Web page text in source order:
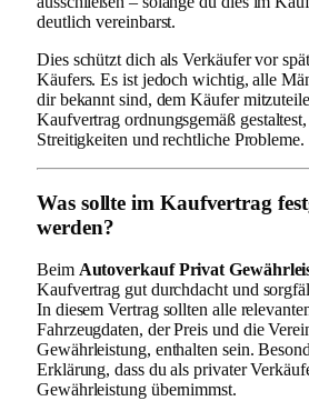
deutlich vereinbarst.
Dies schützt dich als Verkäufer vor
Käufers. Es ist jedoch wichtig, alle
dir bekannt sind, dem Käufer
Kaufvertrag ordnungsgemäß
Streitigkeiten und rechtliche Probleme.
Was sollte im Kaufvertrag
werden?
Beim Autoverkauf Privat
Kaufvertrag gut durchdacht und
In diesem Vertrag sollten alle
Fahrzeugdaten, der Preis und die
Gewährleistung, enthalten sein.
Erklärung, dass du als privater
Gewährleistung übernimmst.